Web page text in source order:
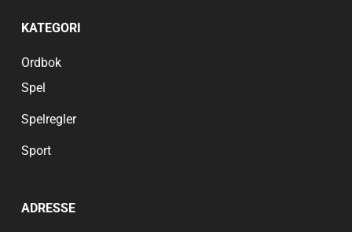
KATEGORI
Ordbok
Spel
Spelregler
Sport
ADRESSE